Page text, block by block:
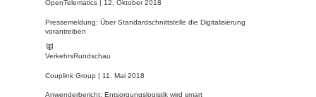
OpenTelematics | 12. Oktober 2018
Pressemeldung: Über Standardschnittstelle die Digitalisierung
vorantreiben
VerkehrsRundschau
Couplink Group | 11. Mai 2018
Anwenderbericht: Entsorgungslogistik wird smart